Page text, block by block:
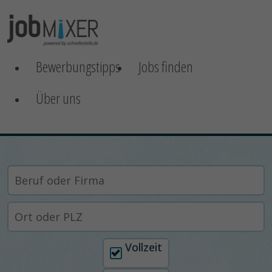
Bewerbungstipps
Jobs finden
Über uns
Arbeitszeit auswählen
Vollzeit